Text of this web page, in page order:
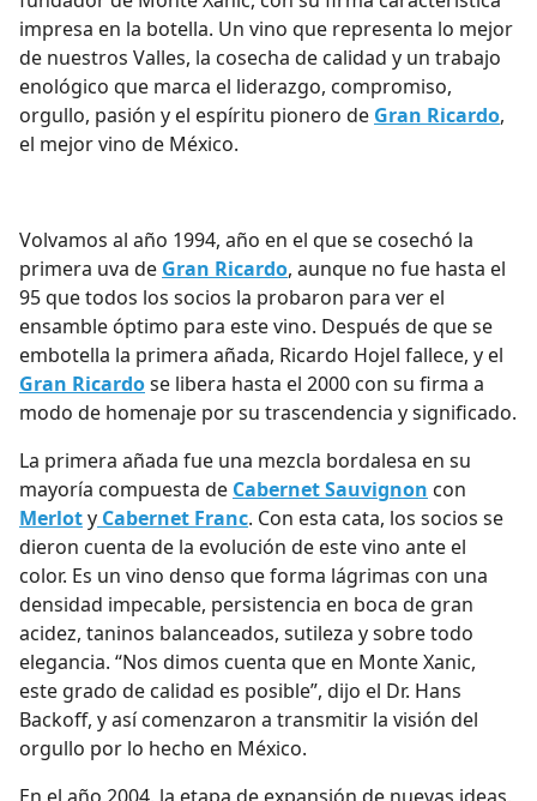
impresa en la botella. Un vino que representa lo mejor
de nuestros Valles, la cosecha de calidad y un trabajo
enológico que marca el liderazgo, compromiso,
orgullo, pasión y el espíritu pionero de Gran Ricardo,
el mejor vino de México.
Volvamos al año 1994, año en el que se cosechó la
primera uva de Gran Ricardo, aunque no fue hasta el
95 que todos los socios la probaron para ver el
ensamble óptimo para este vino. Después de que se
embotella la primera añada, Ricardo Hojel fallece, y el
Gran Ricardose libera hasta el 2000 con su firma a
modo de homenaje por su trascendencia y significado.
La primera añada fue una mezcla bordalesa en su
mayoría compuesta de Cabernet Sauvignon con
Merloty Cabernet Franc. Con esta cata, los socios se
dieron cuenta de la evolución de este vino ante el
color. Es un vino denso que forma lágrimas con una
densidad impecable, persistencia en boca de gran
acidez, taninos balanceados, sutileza y sobre todo
elegancia. “Nos dimos cuenta que en Monte Xanic,
este grado de calidad es posible”, dijo el Dr. Hans
Backoff, y así comenzaron a transmitir la visión del
orgullo por lo hecho en México.